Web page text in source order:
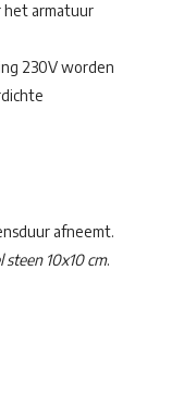
het armatuur
230V worden
afneemt.
steen 10x10 cm.